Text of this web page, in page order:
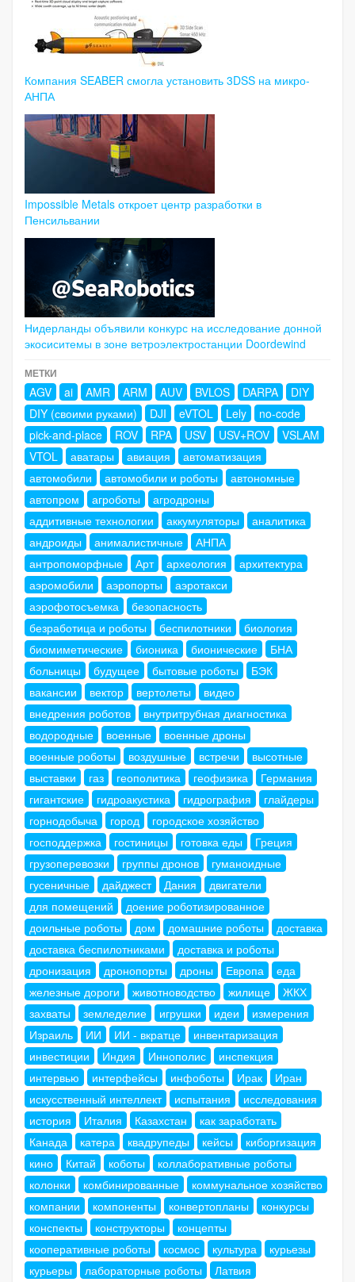
Компания SEABER смогла установить 3DSS на микро-
АНПА
Impossible Metals откроет центр разработки в
Пенсильвании
Нидерланды объявили конкурс на исследование донной
экосиситемы в зоне ветроэлектростанции Doordewind
МЕТКИ
AGV ai AMR ARM AUV BVLOS DARPA
DIY
DIY (своими руками)
DJI eVTOL Lely
no-code
pick-and-place
ROV RPA USV USV+ROV
VSLAM
VTOL
аватары авиация
автоматизация
автомобили
автомобили и роботы
автономные
автопром
агроботы
агродроны
аддитивные технологии
аккумуляторы
аналитика
андроиды
анималистичные
АНПА
антропоморфные
Арт археология
архитектура
аэромобили
аэропорты
аэротакси
аэрофотосъемка
безопасность
безработица и роботы
беспилотники
биология
биомиметические
бионика бионические
БНА
больницы
будущее бытовые роботы
БЭК
вакансии
вектор вертолеты
видео
внедрения роботов
внутритрубная диагностика
водородные
военные
военные дроны
военные роботы
воздушные встречи
высотные
выставки
газ геополитика геофизика
Германия
гигантские
гидроакустика гидрография
глайдеры
горнодобыча
город
городское хозяйство
господдержка
гостиницы готовка еды
Греция
грузоперевозки
группы дронов
гуманоидные
гусеничные
дайджест Дания
двигатели
для помещений
доение роботизированное
доильные роботы
дом домашние роботы
доставка
доставка беспилотниками
доставка и роботы
дронизация
дронопорты дроны Европа
еда
железные дороги
животноводство жилище
ЖКХ
захваты
земледелие игрушки идеи
измерения
Израиль
ИИ ИИ - вкратце
инвентаризация
инвестиции
Индия Иннополис
инспекция
интервью
интерфейсы инфоботы Ирак
Иран
искусственный интеллект
испытания
исследования
история
Италия Казахстан
как заработать
Канада
катера квадрупеды кейсы
киборгизация
кино
Китай коботы
коллаборативные роботы
колонки
комбинированные
коммунальное хозяйство
компании
компоненты конвертопланы
конкурсы
конспекты
конструкторы
концепты
кооперативные роботы
космос культура
курьезы
курьеры
лабораторные роботы
Латвия